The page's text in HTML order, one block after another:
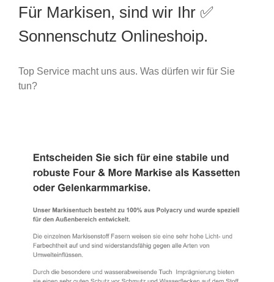
Für Markisen, sind wir Ihr ✅
Sonnenschutz Onlineshoip.
Top Service macht uns aus. Was dürfen wir für Sie
tun?